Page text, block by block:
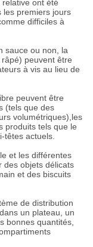
ont été
les premiers jours
difficiles à
sauce ou non, la
peuvent être
à vis au lieu de
peuvent être
(tels que des
volumétriques),les
produits tels que le
têtes actuels.
et les différentes
des objets délicats
et des biscuits
de distribution
un plateau, un
bonnes quantités,